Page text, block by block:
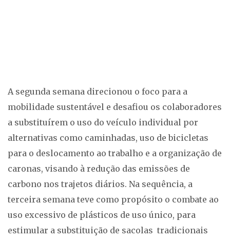
A segunda semana direcionou o foco para a
mobilidade sustentável e desafiou os colaboradores
a substituírem o uso do veículo individual por
alternativas como caminhadas, uso de bicicletas
para o deslocamento ao trabalho e a organização de
caronas, visando à redução das emissões de
carbono nos trajetos diários. Na sequência, a
terceira semana teve como propósito o combate ao
uso excessivo de plásticos de uso único, para
estimular a substituição de sacolas tradicionais